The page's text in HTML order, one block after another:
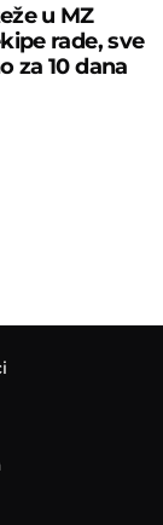
u MZ
rade, sve
za 10 dana